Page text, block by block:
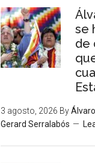
se
de
3 agosto, 2026 By
Gerard Serralabós